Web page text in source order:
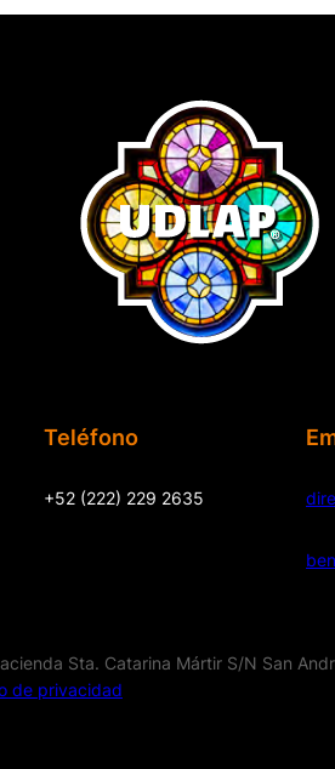
Teléfono
+52 (222) 229 2635
Sta. Catarina Mártir S/N San
de privacidad